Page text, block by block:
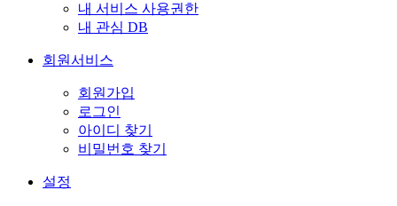
내 서비스 사용권한
내 관심 DB
회원서비스
회원가입
로그인
아이디 찾기
비밀번호 찾기
설정